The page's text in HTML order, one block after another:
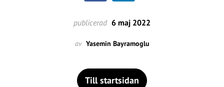
publicerad 6 maj 2022
av Yasemin Bayramoglu
Till startsidan